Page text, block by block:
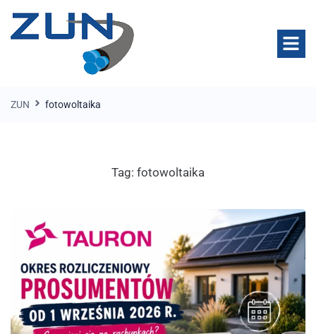
ZUN fotowoltaika
Tag: fotowoltaika